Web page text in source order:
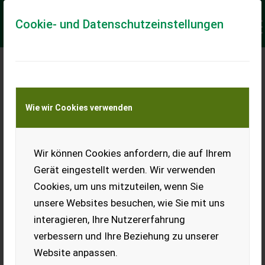
Cookie- und Datenschutzeinstellungen
Wie wir Cookies verwenden
Wir können Cookies anfordern, die auf Ihrem
Gerät eingestellt werden. Wir verwenden
Cookies, um uns mitzuteilen, wenn Sie
unsere Websites besuchen, wie Sie mit uns
interagieren, Ihre Nutzererfahrung
verbessern und Ihre Beziehung zu unserer
Website anpassen.
Meine Transportkostenanfrage
Transport von Land- und Baumaschinen –
KEINE Tiertransporte
Ladeort
Ort